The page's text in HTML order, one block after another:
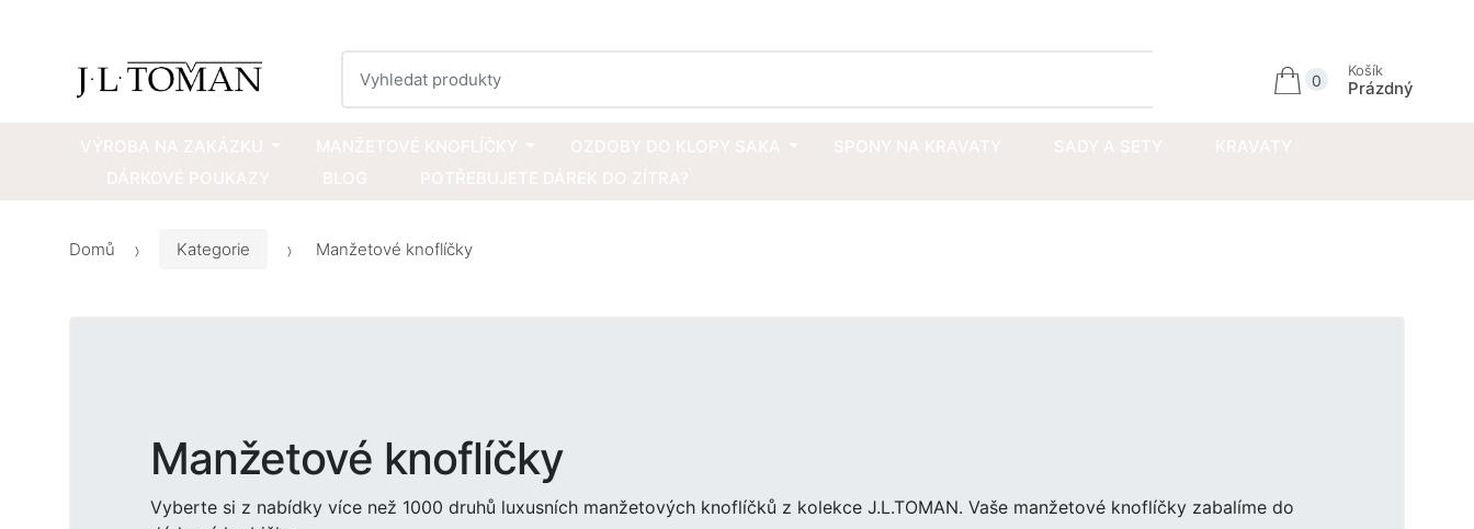
0
Košík
Prázdný
Domů Kategorie Manžetové knoflíčky
Manžetové knoflíčky
Vyberte si z nabídky více než 1000 druhů luxusních manžetových knoflíčků z kolekce J.L.TOMAN. Vaše manžetové knoflíčky zabalíme do